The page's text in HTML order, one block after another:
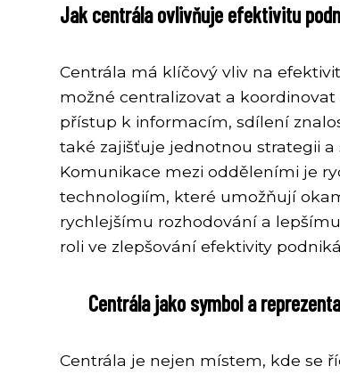
Jak centrála ovlivňuje efektivitu
Centrála má klíčový vliv na
možné centralizovat a
přístup k informacím, sdílení
také zajišťuje jednotnou strategii
Komunikace mezi odděleními je
technologiím, které umožňují
rychlejšímu rozhodování a
roli ve zlepšování efektivity
Centrála jako symbol a
Centrála je nejen místem, kde se